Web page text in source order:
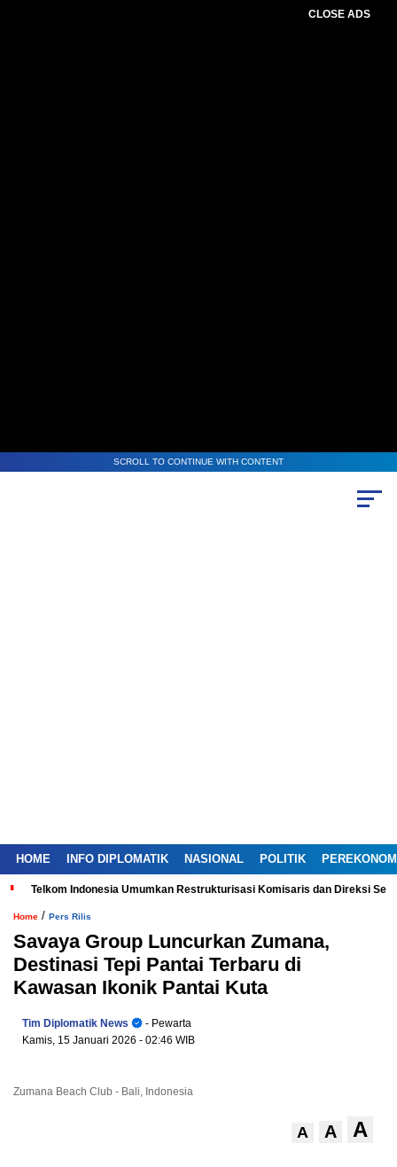
CLOSE ADS
SCROLL TO CONTINUE WITH CONTENT
HOME INFO DIPLOMATIK NASIONAL POLITIK
Telkom Indonesia Umumkan Restrukturisasi Komisaris dan Direksi
Home / Pers Rilis
Savaya Group Luncurkan Zumana,
Destinasi Tepi Pantai Terbaru di
Kawasan Ikonik Pantai Kuta
Tim Diplomatik News
- Pewarta
Kamis, 15 Januari 2026 - 02:46 WIB
Zumana Beach Club - Bali, Indonesia
A A A